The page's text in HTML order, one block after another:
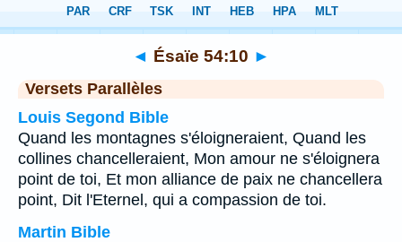
Chapitre 54> Verset 10
◄ Ésaïe 54:10 ►
Versets Parallèles
Louis Segond Bible
Quand les montagnes s'éloigneraient, Quand les
collines chancelleraient, Mon amour ne s'éloignera
point de toi, Et mon alliance de paix ne chancellera
point, Dit l'Eternel, qui a compassion de toi.
Martin Bible